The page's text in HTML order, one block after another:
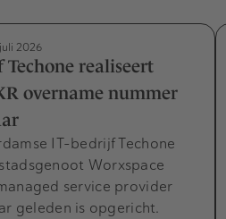
2026
Techone realiseert
overname nummer
IT-bedrijf Techone
Worxspace
service provider
geleden is opgericht.